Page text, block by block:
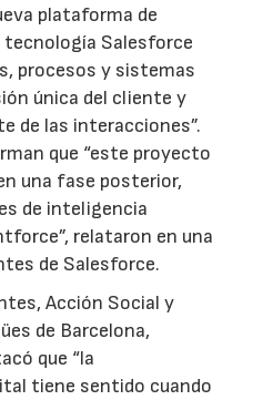
plataforma de
tecnología Salesforce
procesos y sistemas
única del cliente y
de las interacciones”.
que “este proyecto
una fase posterior,
de inteligencia
relataron en una
de Salesforce.
Acción Social y
de Barcelona,
que “la
tiene sentido cuando